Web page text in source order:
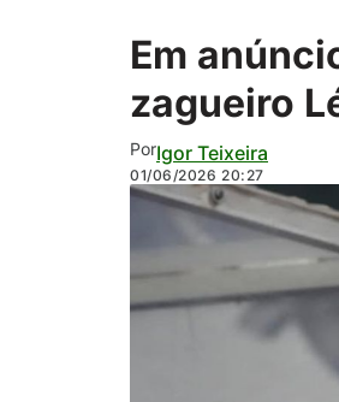
Em
zagueiro
PorIgor Teixeira
01/06/2026 20:27